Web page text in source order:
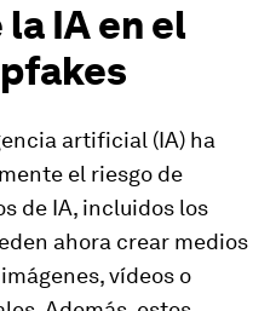
IA en el
artificial (IA) ha
el riesgo de
de IA, incluidos los
ahora crear medios
vídeos o